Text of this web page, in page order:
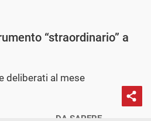
“straordinario” a
deliberati al mese
DA SAPERE